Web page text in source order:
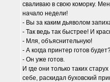
сваливаю в свою коморку.
начало недели!
- Вы за каким дьяволом
- Так ведь так быстрее! И
- Мля, объяснительную!
- А когда принтер готов
- Он уже готов.
И где они только таких
себе, раскидал буховский